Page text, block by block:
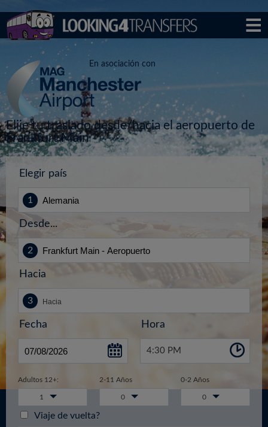
En asociación con
Elije tu traslado desde/hacia el aeropuerto de
Frankfurt Main
Elegir país
Desde...
Hacia
Fecha Hora
4:30 PM
Adultos 12+: 2-11 Años 0-2 Años
1 0 0
Viaje de vuelta?